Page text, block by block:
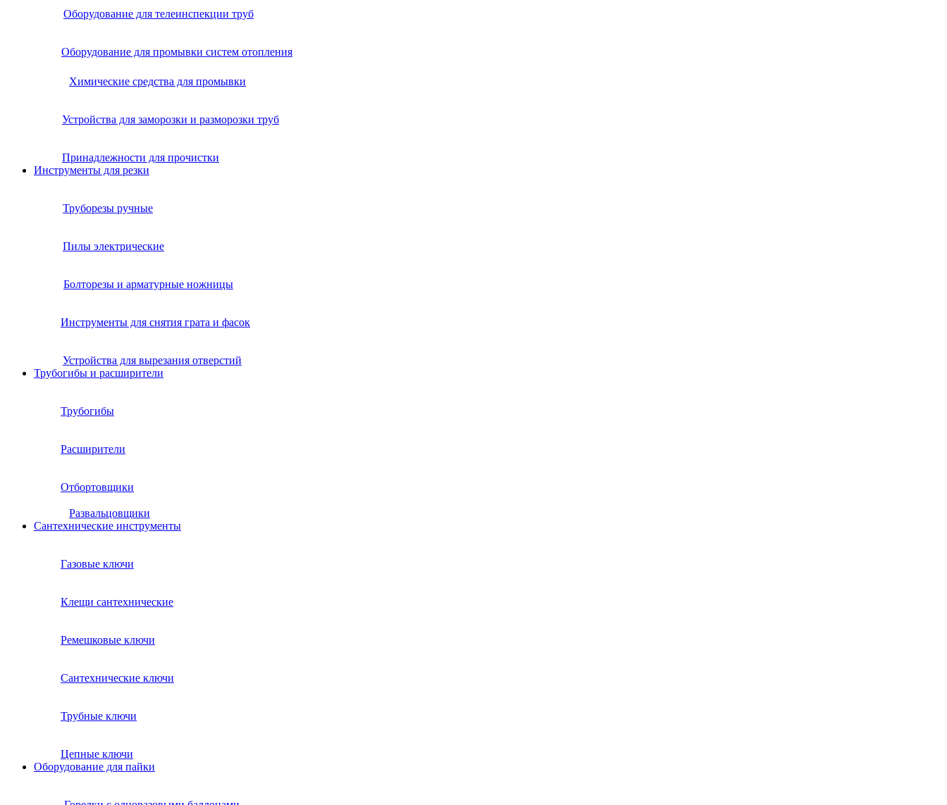
Оборудование для телеинспекции труб
Оборудование для промывки систем отопления
Химические средства для промывки
Устройства для заморозки и разморозки труб
Принадлежности для прочистки
Инструменты для резки
Труборезы ручные
Пилы электрические
Болторезы и арматурные ножницы
Инструменты для снятия грата и фасок
Устройства для вырезания отверстий
Трубогибы и расширители
Трубогибы
Расширители
Отбортовщики
Развальцовщики
Сантехнические инcтрументы
Газовые ключи
Клещи сантехнические
Ремешковые ключи
Сантехнические ключи
Трубные ключи
Цепные ключи
Оборудование для пайки